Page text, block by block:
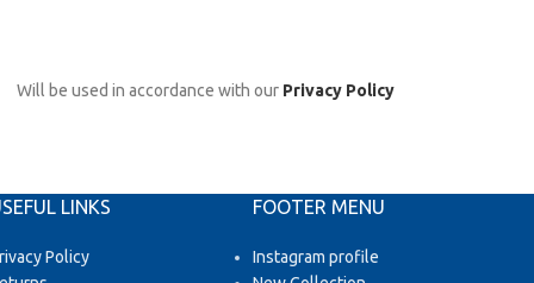
Will be used in accordance with our Privacy Policy
LINKS
Policy
FOOTER MENU
Instagram profile